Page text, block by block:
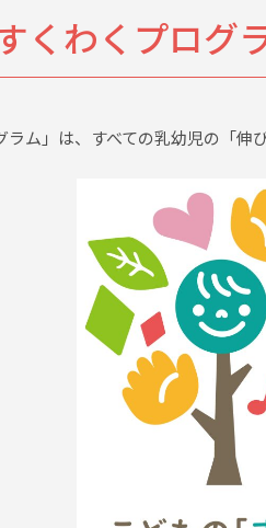
くわくプログ
ム」は、すべての乳幼児の「伸